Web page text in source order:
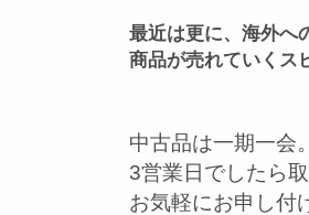
最近は更に、海外へ
商品が売れていくス
中古品は一期一会。
3営業日でしたら
お気軽にお申し付